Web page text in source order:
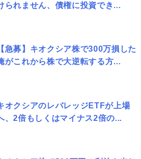
られません、債権に投資でき...
【急募】キオクシア株で300万損した
がこれから株で大逆転する方...
オクシアのレバレッジETFが上場
、2倍もしくはマイナス2倍の...